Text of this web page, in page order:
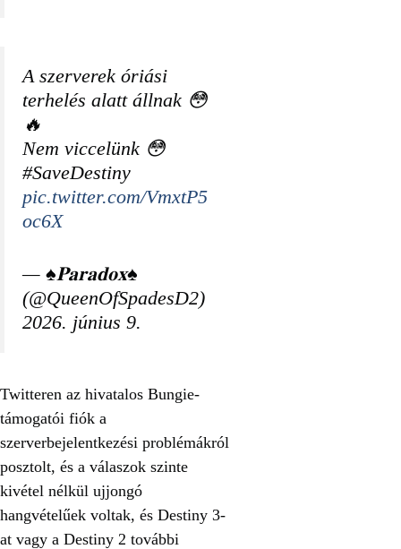
A szerverek óriási
terhelés alatt állnak 😳
🔥
Nem viccelünk 😳
#SaveDestiny
pic.twitter.com/VmxtP5
oc6X
— ♠️𝐏𝐚𝐫𝐚𝐝𝐨𝐱♠️
(@QueenOfSpadesD2)
2026. június 9.
Twitteren az hivatalos Bungie-
támogatói fiók a
szerverbejelentkezési problémákról
posztolt, és a válaszok szinte
kivétel nélkül ujjongó
hangvételűek voltak, és Destiny 3-
at vagy a Destiny 2 további